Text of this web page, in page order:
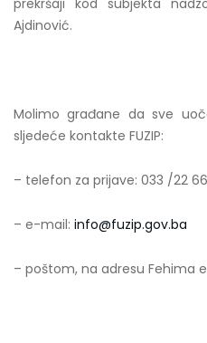
Ajdinović.
Molimo građane da sve
sljedeće kontakte FUZIP:
– telefon za prijave: 033 /22
– e-mail: info@fuzip.gov.ba
– poštom, na adresu Fehima